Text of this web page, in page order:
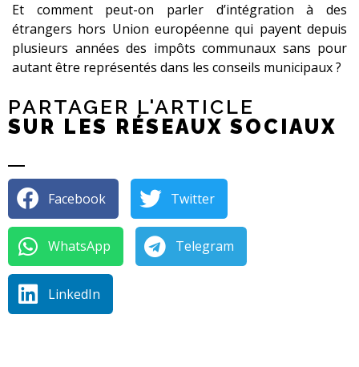
Et comment peut-on parler d’intégration à des
étrangers hors Union européenne qui payent depuis
plusieurs années des impôts communaux sans pour
autant être représentés dans les conseils municipaux ?
PARTAGER L'ARTICLE
SUR LES RÉSEAUX SOCIAUX
Facebook Twitter
WhatsApp Telegram
LinkedIn